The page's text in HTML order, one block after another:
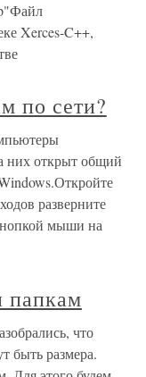
Xerces-C++,
по сети?
них открыт общий
разверните
мыши на
папкам
что
быть размера.